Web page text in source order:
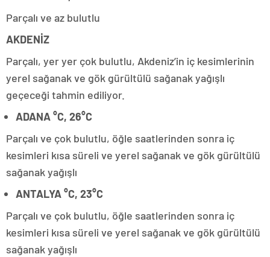
Parçalı ve az bulutlu
AKDENİZ
Parçalı, yer yer çok bulutlu, Akdeniz’in iç kesimlerinin
yerel sağanak ve gök gürültülü sağanak yağışlı
geçeceği tahmin ediliyor.
ADANA °C, 26°C
Parçalı ve çok bulutlu, öğle saatlerinden sonra iç
kesimleri kısa süreli ve yerel sağanak ve gök gürültülü
sağanak yağışlı
ANTALYA °C, 23°C
Parçalı ve çok bulutlu, öğle saatlerinden sonra iç
kesimleri kısa süreli ve yerel sağanak ve gök gürültülü
sağanak yağışlı